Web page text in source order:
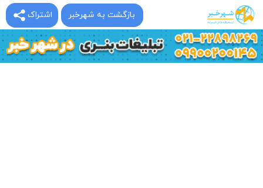
اشتراک بازگشت به شهرخبر